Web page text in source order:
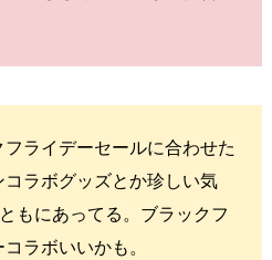
フライデーセールに合わせた
コラボグッズとか珍しい気
もにあってる。ブラックフ
ラボいいかも。